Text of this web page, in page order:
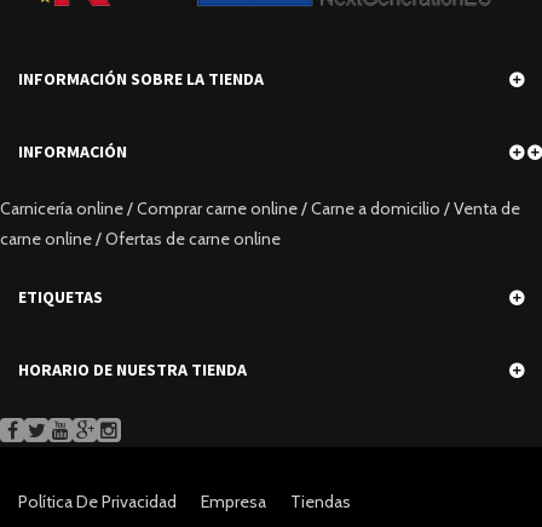
INFORMACIÓN SOBRE LA TIENDA
INFORMACIÓN
Carnicería online / Comprar carne online / Carne a domicilio / Venta de
carne online / Ofertas de carne online
ETIQUETAS
HORARIO DE NUESTRA TIENDA
Política De Privacidad Empresa Tiendas